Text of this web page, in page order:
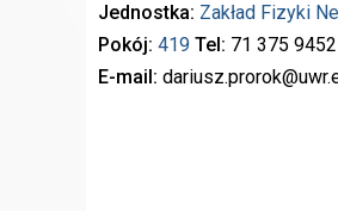
Jednostka Zakład Fizyki
Pokój 419 Tel 71 375 9452
E-mail dariusz.prorok